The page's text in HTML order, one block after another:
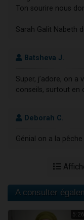
Ton sourire nous
Sarah Galit Nabeth
Batsheva J.
Super, j’adore, on
conseils, surtout en
Deborah C.
Génial on a la
A consulter
5:26